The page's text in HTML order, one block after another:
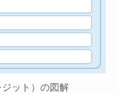
ット）の図解